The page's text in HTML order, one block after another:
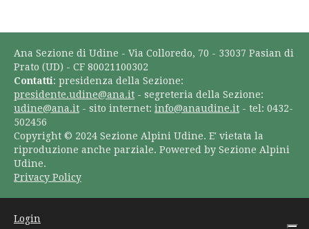
Ana Sezione di Udine - Via Colloredo, 70 - 33037 Pasian di
Prato (UD) - CF 80021100302
Contatti: presidenza della Sezione:
presidente.udine@ana.it - segreteria della Sezione:
udine@ana.it - sito internet: info@anaudine.it - tel: 0432-
502456
Copyright © 2024 Sezione Alpini Udine. E' vietata la
riproduzione anche parziale. Powered by Sezione Alpini
Udine.
Privacy Policy
Login